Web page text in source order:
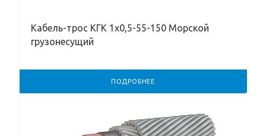
Кабель-трос КГК 1х0,5-55-150 Морской
грузонесущий
ПОДРОБНЕЕ